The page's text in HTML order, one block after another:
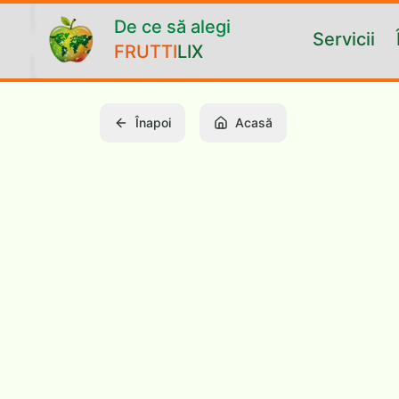
De ce să alegi
FRUTTILIX
Servicii
Înapoi Acasă